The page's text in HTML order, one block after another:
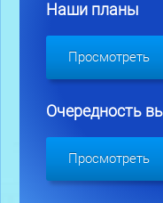
Наши планы
Просмотреть
Очередность
Просмотреть